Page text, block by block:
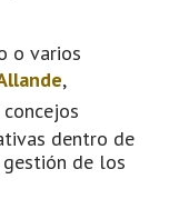
o varios
,
concejos
dentro de
de los